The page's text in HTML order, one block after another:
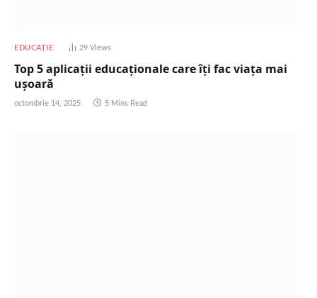
EDUCAȚIE 29Views
Top 5 aplicații educaționale care îți fac viața mai
ușoară
octombrie 14, 2025 5 Mins Read